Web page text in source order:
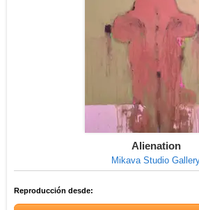
Alienation
Mikava Studio
Reproducción desde: